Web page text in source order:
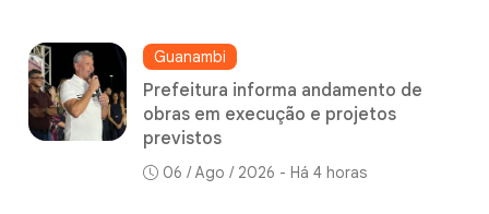
Guanambi
Prefeitura informa andamento de
obras em execução e projetos
previstos
06 / Ago / 2026 - Há 4 horas